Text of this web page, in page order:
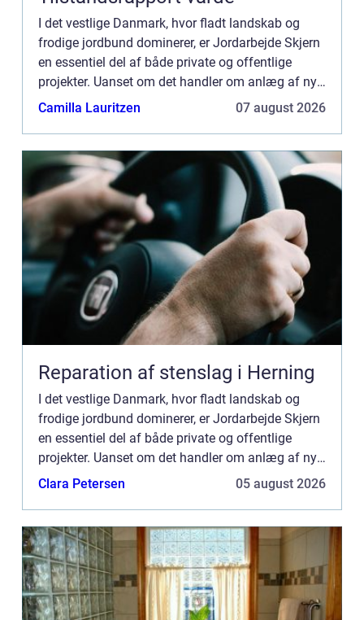
I det vestlige Danmark, hvor fladt landskab og
frodige jordbund dominerer, er Jordarbejde Skjern
en essentiel del af både private og offentlige
projekter. Uanset om det handler om anlæg af nye
haver, byggeprojekter eller infrastrukturforb...
Camilla Lauritzen 07 august 2026
Reparation af stenslag i Herning
I det vestlige Danmark, hvor fladt landskab og
frodige jordbund dominerer, er Jordarbejde Skjern
en essentiel del af både private og offentlige
projekter. Uanset om det handler om anlæg af nye
haver, byggeprojekter eller infrastrukturforb...
Clara Petersen 05 august 2026